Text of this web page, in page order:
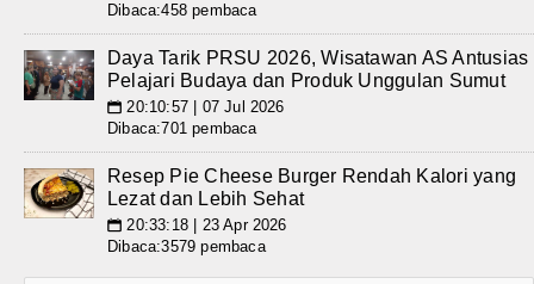
Dibaca:458 pembaca
Daya Tarik PRSU 2026, Wisatawan AS Antusias
Pelajari Budaya dan Produk Unggulan Sumut
📅 20:10:57 | 07 Jul 2026
Dibaca:701 pembaca
Resep Pie Cheese Burger Rendah Kalori yang
Lezat dan Lebih Sehat
📅 20:33:18 | 23 Apr 2026
Dibaca:3579 pembaca